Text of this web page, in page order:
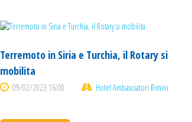
Terremoto in Siria e Turchia, il Rotary si
mobilita
09/02/2023 16:00 Hotel Ambasciatori Rimini